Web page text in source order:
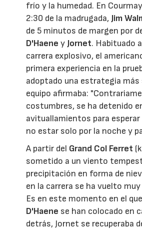
frío y la humedad. En
2:30 de la madrugada, Jim
de 5 minutos de margen por
D'Haene y Jornet. Habituado
carrera explosivo, el
primera experiencia en la
adoptado una estrategia más
equipo afirmaba:
costumbres, se ha detenido
avituallamientos para esperar
no estar solo por la noche y
A partir del Grand Col Ferret
sometido a un viento
precipitación en forma de
en la carrera se ha vuelto
Es en este momento en el
D'Haene se han colocado en
detrás, Jornet se recuperaba